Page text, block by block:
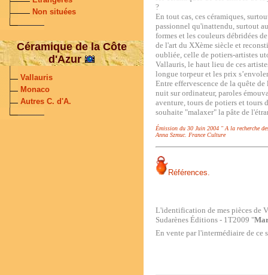
Non situées
Céramique de la Côte
d'Azur
Vallauris
Monaco
Autres C. d'A.
?
En tout cas, ces céramiques,
passionnel qu'inattendu, surtout
formes et les couleurs débridées
de l'art du XXème siècle et
oubliée, celle de potiers-artistes
Vallauris, le haut lieu de ces
longue torpeur et les prix
Entre effervescence de la quête
nuit sur ordinateur, paroles
aventure, tours de potiers et tours
souhaite "malaxer" la pâte de
Émission du 30 Juin 2004 " A la recherche
Anna Szmuc. France Culture
Références.
L'identification de mes pièces de
Sudarènes Éditions - 1T2009 "
En vente par l'intermédiaire de ce